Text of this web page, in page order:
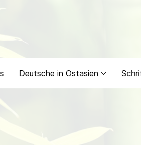
Deutsche in Ostasien